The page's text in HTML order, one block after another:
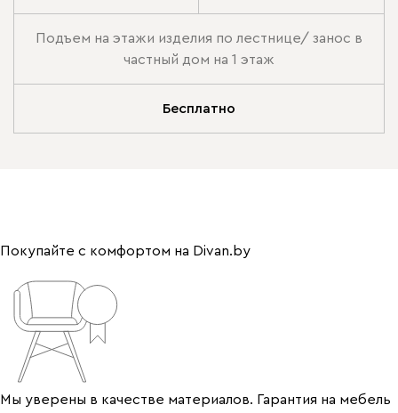
Подъем на этажи изделия по лестнице/ занос в
частный дом на 1 этаж
Бесплатно
Покупайте с комфортом на Divan.by
Мы уверены в качестве материалов. Гарантия на мебель